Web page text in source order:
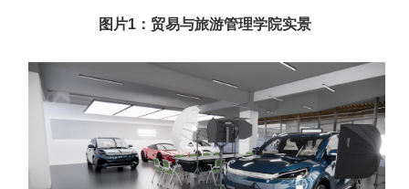
图片1：贸易与旅游管理学院实景